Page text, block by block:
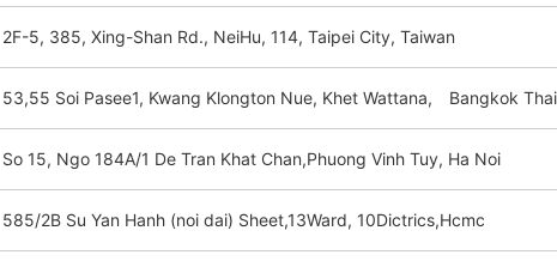
2F-5, 385, Xing-Shan Rd., NeiHu, 114, Taipei City, Taiwan
53,55 Soi Pasee1, Kwang Klongton Nue, Khet Wattana, Bangkok
So 15, Ngo 184A/1 De Tran Khat Chan,Phuong Vinh Tuy, Ha Noi
585/2B Su Yan Hanh (noi dai) Sheet,13Ward, 10Dictrics,Hcmc